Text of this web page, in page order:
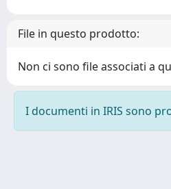
File in questo prodotto:
Non ci sono file associati a
I documenti in IRIS sono